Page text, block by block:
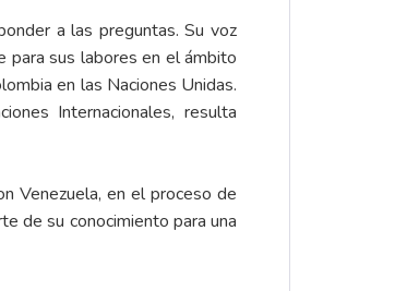
a las preguntas. Su voz
para sus labores en el ámbito
en las Naciones Unidas.
Internacionales, resulta
Venezuela, en el proceso de
de su conocimiento para una